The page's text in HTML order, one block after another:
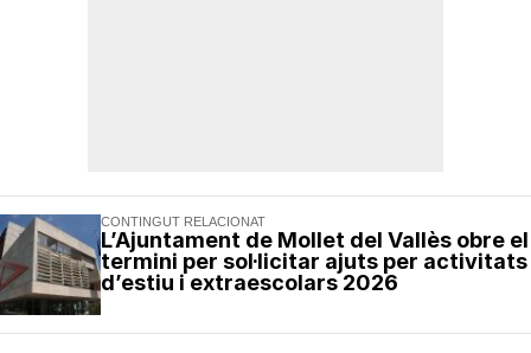
CONTINGUT RELACIONAT
L’Ajuntament de Mollet del Vallès obre el
termini per sol·licitar ajuts per activitats
d’estiu i extraescolars 2026